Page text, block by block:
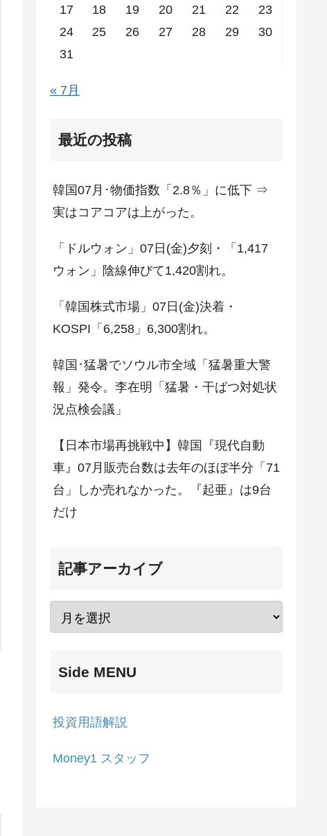
17
18 19 20 21 22
23
24
25 26 27 28 29
30
31
« 7月
最近の投稿
韓国07月･物価指数「2.8％」に低下 ⇒
実はコアコアは上がった。
「ドルウォン」07日(金)夕刻・「1,417
ウォン」陰線伸びて1,420割れ。
「韓国株式市場」07日(金)決着・
KOSPI「6,258」6,300割れ。
韓国･猛暑でソウル市全域「猛暑重大警
報」発令。李在明「猛暑・干ばつ対処状
況点検会議」
【日本市場再挑戦中】韓国『現代自動
車』07月販売台数は去年のほぼ半分「71
台」しか売れなかった。『起亜』は9台
だけ
記事アーカイブ
Side MENU
投資用語解説
Money1 スタッフ